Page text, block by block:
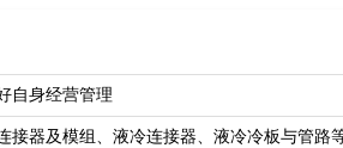
自身经营管理
器及模组、液冷连接器、液冷冷板与管路